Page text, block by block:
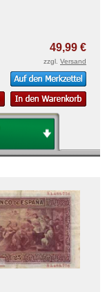
49,99 €
zzgl. Versand